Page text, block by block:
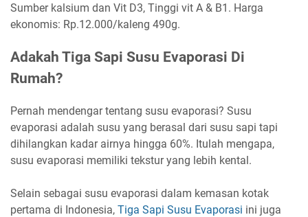
Sumber kalsium dan Vit D3, Tinggi vit A & B1. Harga
ekonomis: Rp.12.000/kaleng 490g.
Adakah Tiga Sapi Susu Evaporasi Di
Rumah?
Pernah mendengar tentang susu evaporasi? Susu
evaporasi adalah susu yang berasal dari susu sapi tapi
dihilangkan kadar airnya hingga 60%. Itulah mengapa,
susu evaporasi memiliki tekstur yang lebih kental.
Selain sebagai susu evaporasi dalam kemasan kotak
pertama di Indonesia, Tiga Sapi Susu Evaporasi ini juga